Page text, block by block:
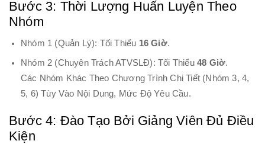
Bước 3: Thời Lượng Huấn Luyện Theo
Nhóm
Nhóm 1 (quản Lý): Tối Thiểu 16 Giờ.
Nhóm 2 (chuyên Trách ATVSLĐ): Tối Thiểu 48 Giờ.
Các Nhóm Khác Theo Chương Trình Chi Tiết (nhóm 3, 4,
5, 6) Tùy Vào Nội Dung, Mức Độ Yêu Cầu.
Bước 4: Đào Tạo Bởi Giảng Viên Đủ Điều
Kiện